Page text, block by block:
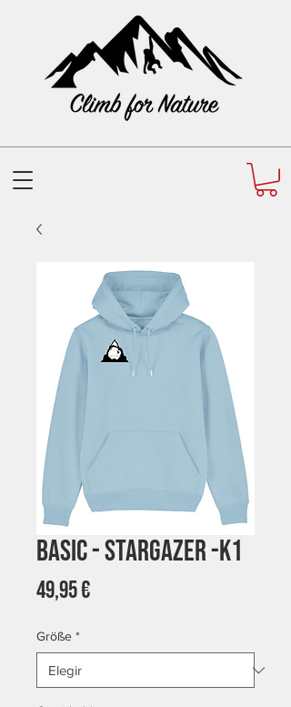
Basic - Stargazer -K1
49,95 €Precio
Größe *